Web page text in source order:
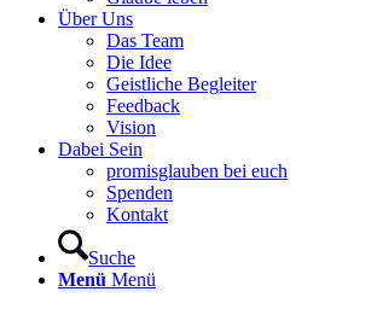
Über Uns
Das Team
Die Idee
Geistliche Begleiter
Feedback
Vision
Dabei Sein
promisglauben bei euch
Spenden
Kontakt
Suche
Menü Menü